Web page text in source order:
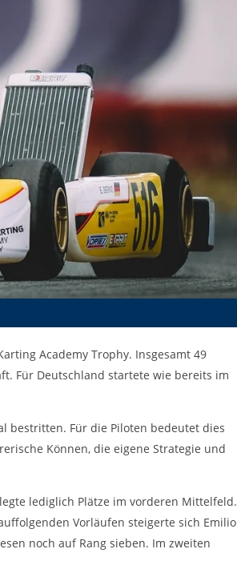
Academy Trophy. Insgesamt 49
Für Deutschland startete wie bereits im
bestritten. Für die Piloten bedeutet dies
Können, die eigene Strategie und
lediglich Plätze im vorderen Mittelfeld.
Vorläufen steigerte sich Emilio
noch auf Rang sieben. Im zweiten